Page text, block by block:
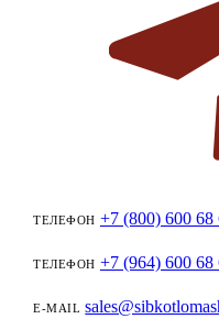
ТЕЛЕФОН +7 (800) 600 68
ТЕЛЕФОН +7 (964) 600 68
E-MAIL